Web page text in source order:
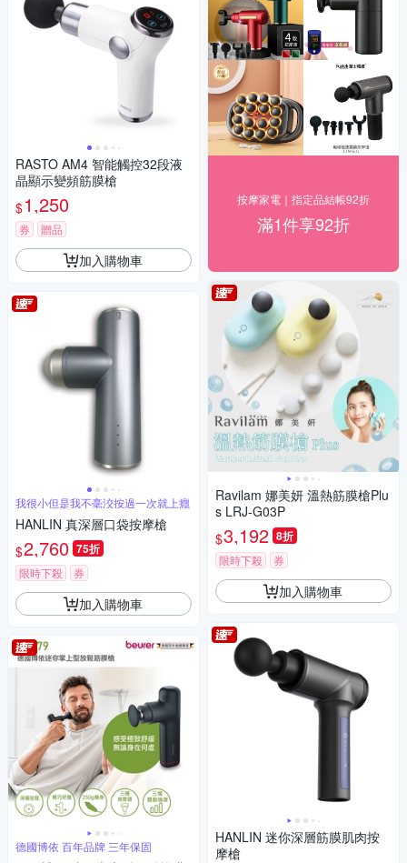
RASTO AM4 智能觸控32段液
晶顯示變頻筋膜槍
$1,250
券 贈品
加入購物車
我很小但是我不毫洨按過一次就上癮
HANLIN 真深層口袋按摩槍
$2,760 75折
限時下殺 券
加入購物車
德國博依 百年品牌 三年保固
按摩家電｜指定品結帳92折
滿1件享92折
Ravilam 娜美妍 溫熱筋膜槍Plu
s LRJ-G03P
$3,192 8折
限時下殺 券
加入購物車
HANLIN 迷你深層筋膜肌肉按
摩槍